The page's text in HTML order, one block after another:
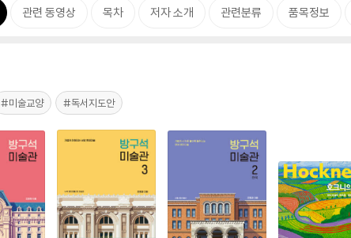
관련 동영상 목차 저자 소개 관련분류 품목정보
#미술교양 #독서지도안